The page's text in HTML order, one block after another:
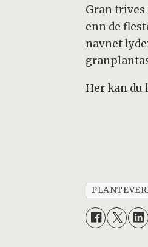
Gran
enn de
navnet
Her kan du